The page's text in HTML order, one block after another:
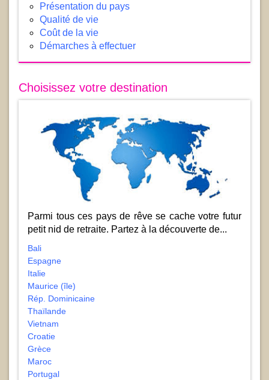
Présentation du pays
Qualité de vie
Coût de la vie
Démarches à effectuer
Choisissez votre destination
Parmi tous ces pays de rêve se cache votre futur
petit nid de retraite. Partez à la découverte de...
Bali
Espagne
Italie
Maurice (île)
Rép. Dominicaine
Thaïlande
Vietnam
Croatie
Grèce
Maroc
Portugal